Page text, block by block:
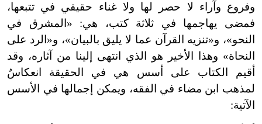
وفروع وآراء لا حصر لها ولا غناء حقيقي في تتبعها،
فمضى يهاجمها في ثلاثة كتب، هي: «المشرق في
النحو»، و«تنزيه القرآن عما لا يليق بالبيان»، و«الرد على
النحاة» وهذا الأخير هو الذي انتهى إلينا من آثاره، وقد
أقيم الكتاب على أسس هي في الحقيقة انعكاسٌ
لمذهب ابن مضاء في الفقه، ويمكن إجمالها في الأسس
الآتية: